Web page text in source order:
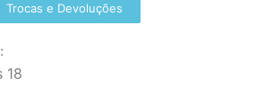
Trocas e Devoluções
18